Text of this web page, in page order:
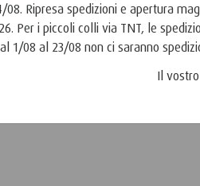
08. Ripresa spedizioni e apertura
Per i piccoli colli via TNT, le
1/08 al 23/08 non ci saranno
Il